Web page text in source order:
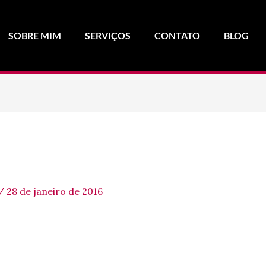
SOBRE MIM SERVIÇOS CONTATO BLOG
/ 28 de janeiro de 2016